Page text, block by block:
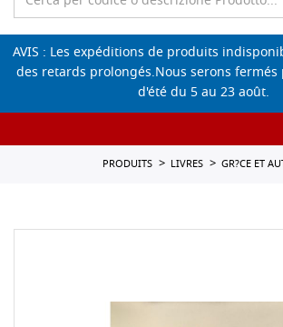
AVIS : Les expéditions de produits
des retards prolongés.Nous serons fermés
d'été du 5 au 23 août.
PRODUITS LIVRES GR?CE ET